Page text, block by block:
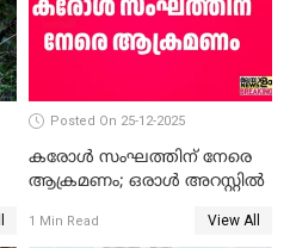
Posted On 25-12-2025
കരോള്‍ സംഘത്തിന് നേരെ
ആക്രമണം; ഒരാള്‍ അറസ്റ്റില്‍
1 Min Read View All